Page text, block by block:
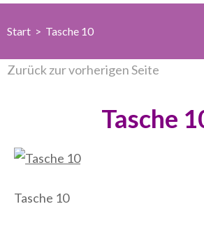
Start > Tasche 10
Zurück zur vorherigen Seite
Tasche
Tasche 10